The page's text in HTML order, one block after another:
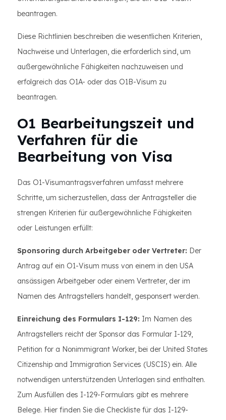
beantragen.
Diese Richtlinien beschreiben die wesentlichen Kriterien,
Nachweise und Unterlagen, die erforderlich sind, um
außergewöhnliche Fähigkeiten nachzuweisen und
erfolgreich das O1A- oder das O1B-Visum zu
beantragen.
O1 Bearbeitungszeit und
Verfahren für die
Bearbeitung von Visa
Das O1-Visumantragsverfahren umfasst mehrere
Schritte, um sicherzustellen, dass der Antragsteller die
strengen Kriterien für außergewöhnliche Fähigkeiten
oder Leistungen erfüllt:
Sponsoring durch Arbeitgeber oder Vertreter: Der
Antrag auf ein O1-Visum muss von einem in den USA
ansässigen Arbeitgeber oder einem Vertreter, der im
Namen des Antragstellers handelt, gesponsert werden.
Einreichung des Formulars I-129: Im Namen des
Antragstellers reicht der Sponsor das Formular I-129,
Petition for a Nonimmigrant Worker, bei der United States
Citizenship and Immigration Services (USCIS) ein. Alle
notwendigen unterstützenden Unterlagen sind enthalten.
Zum Ausfüllen des I-129-Formulars gibt es mehrere
Belege. Hier finden Sie die Checkliste für das I-129-